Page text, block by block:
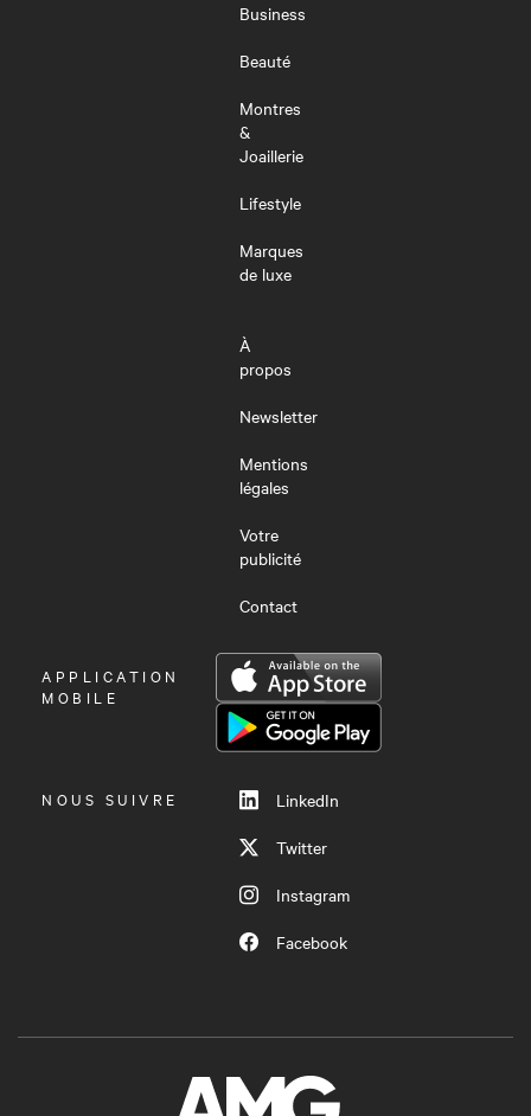
Business
Beauté
Montres
&
Joaillerie
Lifestyle
Marques
de luxe
À
propos
Newsletter
Mentions
légales
Votre
publicité
Contact
OUVRIR
LE
APPLICATION
MOBILE
NOUS SUIVRE
LinkedIn
Twitter
Instagram
Facebook